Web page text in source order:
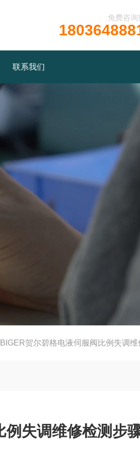
免费咨询
联系我们
贺尔碧格电液伺服阀比例失调
例失调维修检测步